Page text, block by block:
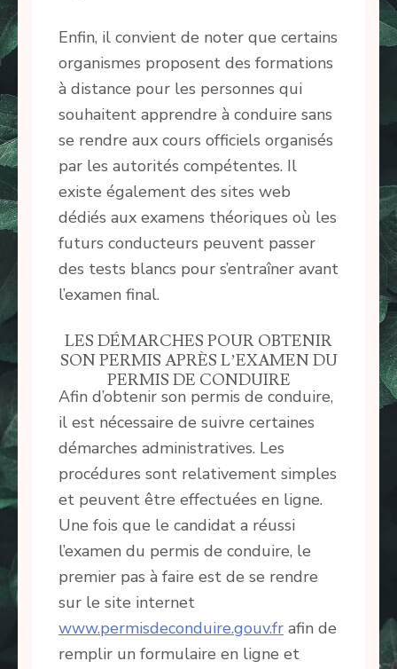
Enfin, il convient de noter que certains
organismes proposent des formations
à distance pour les personnes qui
souhaitent apprendre à conduire sans
se rendre aux cours officiels organisés
par les autorités compétentes. Il
existe également des sites web
dédiés aux examens théoriques où les
futurs conducteurs peuvent passer
des tests blancs pour s’entraîner avant
l’examen final.
LES DÉMARCHES POUR OBTENIR
SON PERMIS APRÈS L’EXAMEN DU
PERMIS DE CONDUIRE
Afin d’obtenir son permis de conduire,
il est nécessaire de suivre certaines
démarches administratives. Les
procédures sont relativement simples
et peuvent être effectuées en ligne.
Une fois que le candidat a réussi
l’examen du permis de conduire, le
premier pas à faire est de se rendre
sur le site internet
www.permisdeconduire.gouv.fr afin de
remplir un formulaire en ligne et